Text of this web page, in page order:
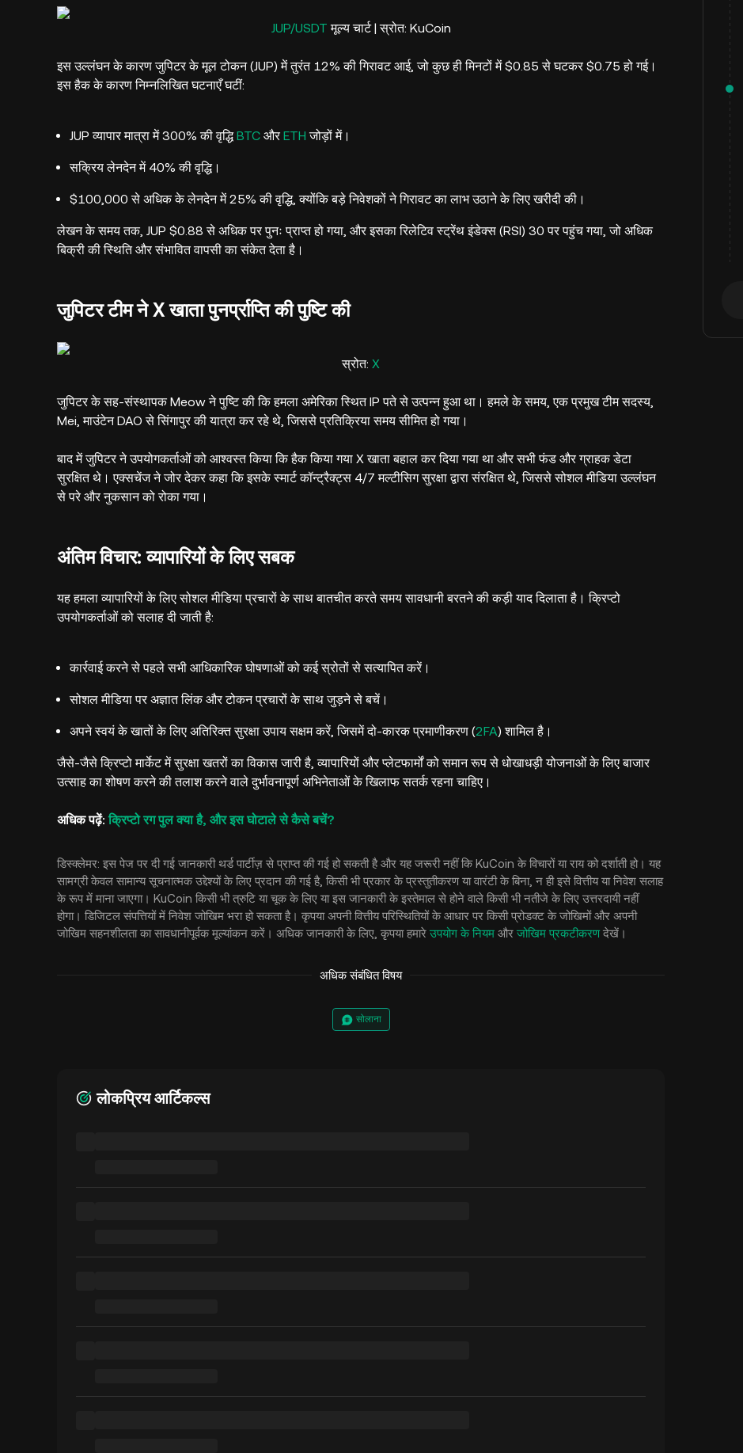
JUP/USDT मूल्य चार्ट | स्रोत: KuCoin
इस उल्लंघन के कारण जुपिटर के मूल टोकन (JUP) में तुरंत 12% की गिरावट आई, जो कुछ ही मिनटों में $0.85 से घटकर $0.75 हो गई।
इस हैक के कारण निम्नलिखित घटनाएँ घटीं:
JUP व्यापार मात्रा में 300% की वृद्धिBTC औरETH जोड़ों में।
सक्रिय लेनदेन में 40% की वृद्धि।
$100,000 से अधिक के लेनदेन में 25% की वृद्धि, क्योंकि बड़े निवेशकों ने गिरावट का लाभ उठाने के लिए खरीदी की।
लेखन के समय तक, JUP $0.88 से अधिक पर पुनः प्राप्त हो गया, और इसका रिलेटिव स्ट्रेंथ इंडेक्स (RSI) 30 पर पहुंच गया, जो अधिक
बिक्री की स्थिति और संभावित वापसी का संकेत देता है।
जुपिटर टीम ने X खाता पुनर्प्राप्ति की पुष्टि की
स्रोत: X
जुपिटर के सह-संस्थापक Meow ने पुष्टि की कि हमला अमेरिका स्थित IP पते से उत्पन्न हुआ था। हमले के समय, एक प्रमुख टीम सदस्य,
Mei, माउंटेन DAO से सिंगापुर की यात्रा कर रहे थे, जिससे प्रतिक्रिया समय सीमित हो गया।
बाद में जुपिटर ने उपयोगकर्ताओं को आश्वस्त किया कि हैक किया गया X खाता बहाल कर दिया गया था और सभी फंड और ग्राहक डेटा
सुरक्षित थे। एक्सचेंज ने जोर देकर कहा कि इसके स्मार्ट कॉन्ट्रैक्ट्स 4/7 मल्टीसिग सुरक्षा द्वारा संरक्षित थे, जिससे सोशल मीडिया उल्लंघन
से परे और नुकसान को रोका गया।
अंतिम विचार: व्यापारियों के लिए सबक
यह हमला व्यापारियों के लिए सोशल मीडिया प्रचारों के साथ बातचीत करते समय सावधानी बरतने की कड़ी याद दिलाता है। क्रिप्टो
उपयोगकर्ताओं को सलाह दी जाती है:
कार्रवाई करने से पहले सभी आधिकारिक घोषणाओं को कई स्रोतों से सत्यापित करें।
सोशल मीडिया पर अज्ञात लिंक और टोकन प्रचारों के साथ जुड़ने से बचें।
अपने स्वयं के खातों के लिए अतिरिक्त सुरक्षा उपाय सक्षम करें, जिसमें दो-कारक प्रमाणीकरण (2FA) शामिल है।
जैसे-जैसे क्रिप्टो मार्केट में सुरक्षा खतरों का विकास जारी है, व्यापारियों और प्लेटफार्मों को समान रूप से धोखाधड़ी योजनाओं के लिए बाजार
उत्साह का शोषण करने की तलाश करने वाले दुर्भावनापूर्ण अभिनेताओं के खिलाफ सतर्क रहना चाहिए।
अधिक पढ़ें:क्रिप्टो रग पुल क्या है, और इस घोटाले से कैसे बचें?
डिस्क्लेमर: इस पेज पर दी गई जानकारी थर्ड पार्टीज़ से प्राप्त की गई हो सकती है और यह जरूरी नहीं कि KuCoin के विचारों या राय को दर्शाती हो। यह
सामग्री केवल सामान्य सूचनात्मक उद्देश्यों के लिए प्रदान की गई है, किसी भी प्रकार के प्रस्तुतीकरण या वारंटी के बिना, न ही इसे वित्तीय या निवेश सलाह
के रूप में माना जाएगा। KuCoin किसी भी त्रुटि या चूक के लिए या इस जानकारी के इस्तेमाल से होने वाले किसी भी नतीजे के लिए उत्तरदायी नहीं
होगा। डिजिटल संपत्तियों में निवेश जोखिम भरा हो सकता है। कृपया अपनी वित्तीय परिस्थितियों के आधार पर किसी प्रोडक्ट के जोखिमों और अपनी
जोखिम सहनशीलता का सावधानीपूर्वक मूल्यांकन करें। अधिक जानकारी के लिए, कृपया हमारे उपयोग के नियम और जोखिम प्रकटीकरणदेखें।
अधिक संबंधित विषय
सोलाना
लोकप्रिय आर्टिकल्स